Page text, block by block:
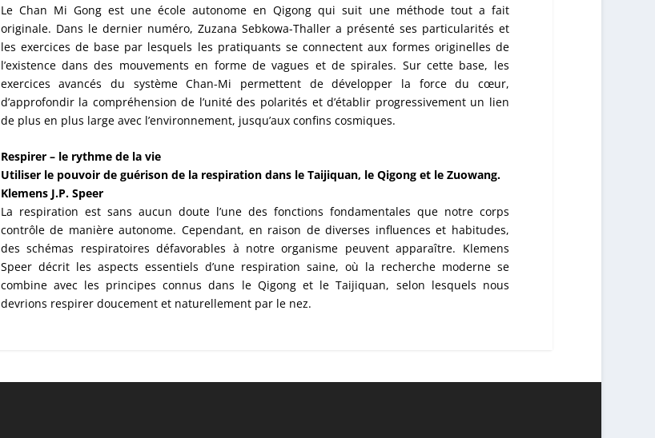
Le Chan Mi Gong est une école autonome en Qigong qui suit une méthode tout a fait
originale. Dans le dernier numéro, Zuzana Sebkowa-Thaller a présenté ses particularités et
les exercices de base par lesquels les pratiquants se connectent aux formes originelles de
l’existence dans des mouvements en forme de vagues et de spirales. Sur cette base, les
exercices avancés du système Chan-Mi permettent de développer la force du cœur,
d’approfondir la compréhension de l’unité des polarités et d’établir progressivement un lien
de plus en plus large avec l’environnement, jusqu’aux confins cosmiques.
Respirer – le rythme de la vie
Utiliser le pouvoir de guérison de la respiration dans le Taijiquan, le Qigong et le Zuowang.
Klemens J.P. Speer
La respiration est sans aucun doute l’une des fonctions fondamentales que notre corps
contrôle de manière autonome. Cependant, en raison de diverses influences et habitudes,
des schémas respiratoires défavorables à notre organisme peuvent apparaître. Klemens
Speer décrit les aspects essentiels d’une respiration saine, où la recherche moderne se
combine avec les principes connus dans le Qigong et le Taijiquan, selon lesquels nous
devrions respirer doucement et naturellement par le nez.